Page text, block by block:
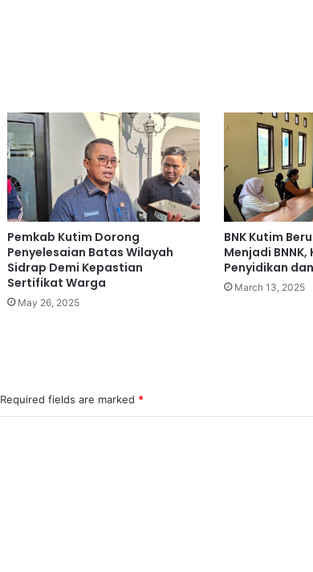
Pemkab Kutim Dorong
Penyelesaian Batas Wilayah
Sidrap Demi Kepastian
Sertifikat Warga
May 26, 2025
BNK Kutim
Menjadi BNNK,
Penyidikan
March 13, 2025
Required fields are marked *